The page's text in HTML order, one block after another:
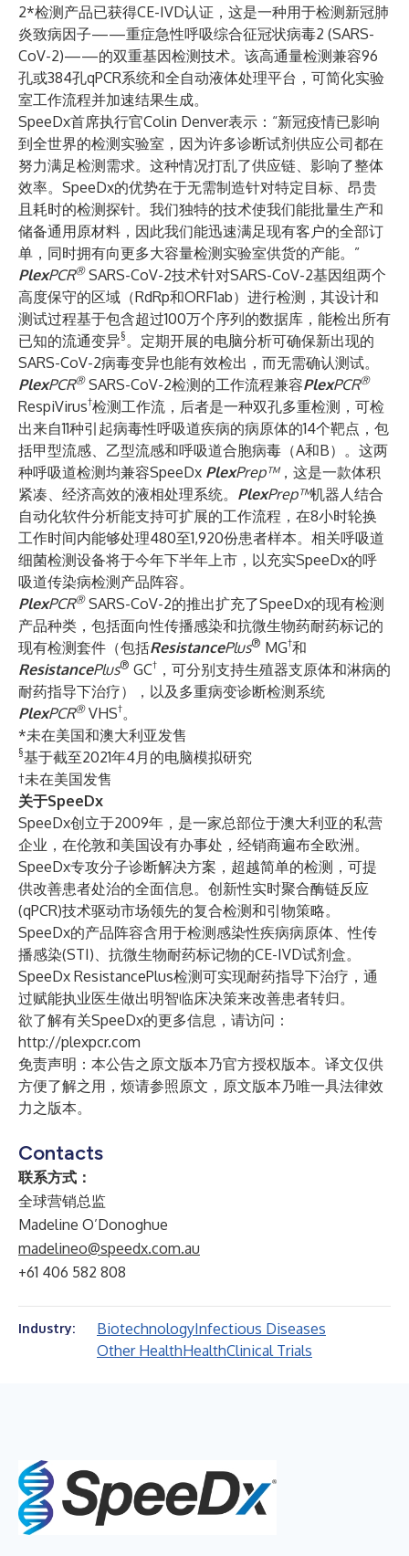
2*检测产品已获得CE-IVD认证，这是一种用于检测新冠肺
炎致病因子——重症急性呼吸综合征冠状病毒2 (SARS-
CoV-2)——的双重基因检测技术。该高通量检测兼容96
孔或384孔qPCR系统和全自动液体处理平台，可简化实验
室工作流程并加速结果生成。
SpeeDx首席执行官Colin Denver表示：“新冠疫情已影响
到全世界的检测实验室，因为许多诊断试剂供应公司都在
努力满足检测需求。这种情况打乱了供应链、影响了整体
效率。SpeeDx的优势在于无需制造针对特定目标、昂贵
且耗时的检测探针。我们独特的技术使我们能批量生产和
储备通用原材料，因此我们能迅速满足现有客户的全部订
单，同时拥有向更多大容量检测实验室供货的产能。”
PlexPCR®SARS-CoV-2技术针对SARS-CoV-2基因组两个
高度保守的区域（RdRp和ORF1ab）进行检测，其设计和
测试过程基于包含超过100万个序列的数据库，能检出所有
已知的流通变异§。定期开展的电脑分析可确保新出现的
SARS-CoV-2病毒变异也能有效检出，而无需确认测试。
PlexPCR®SARS-CoV-2检测的工作流程兼容PlexPCR®
RespiVirus†检测工作流，后者是一种双孔多重检测，可检
出来自11种引起病毒性呼吸道疾病的病原体的14个靶点，包
括甲型流感、乙型流感和呼吸道合胞病毒（A和B）。这两
种呼吸道检测均兼容SpeeDx PlexPrep™，这是一款体积
紧凑、经济高效的液相处理系统。 PlexPrep™机器人结合
自动化软件分析能支持可扩展的工作流程，在8小时轮换
工作时间内能够处理480至1,920份患者样本。相关呼吸道
细菌检测设备将于今年下半年上市，以充实SpeeDx的呼
吸道传染病检测产品阵容。
PlexPCR®SARS-CoV-2的推出扩充了SpeeDx的现有检测
产品种类，包括面向性传播感染和抗微生物药耐药标记的
现有检测套件（包括ResistancePlus® MG†和
ResistancePlus® GC† ，可分别支持生殖器支原体和淋病的
耐药指导下治疗），以及多重病变诊断检测系统
PlexPCR®VHS†。
*未在美国和澳大利亚发售
§基于截至2021年4月的电脑模拟研究
†未在美国发售
关于SpeeDx
SpeeDx创立于2009年，是一家总部位于澳大利亚的私营
企业，在伦敦和美国设有办事处，经销商遍布全欧洲。
SpeeDx专攻分子诊断解决方案，超越简单的检测，可提
供改善患者处治的全面信息。创新性实时聚合酶链反应
(qPCR)技术驱动市场领先的复合检测和引物策略。
SpeeDx的产品阵容含用于检测感染性疾病病原体、性传
播感染(STI)、抗微生物耐药标记物的CE-IVD试剂盒。
SpeeDx ResistancePlus检测可实现耐药指导下治疗，通
过赋能执业医生做出明智临床决策来改善患者转归。
欲了解有关SpeeDx的更多信息，请访问：
http://plexpcr.com
免责声明：本公告之原文版本乃官方授权版本。译文仅供
方便了解之用，烦请参照原文，原文版本乃唯一具法律效
力之版本。
Contacts
联系方式：
全球营销总监
Madeline O’Donoghue
madelineo@speedx.com.au
+61 406 582 808
Industry: BiotechnologyInfectious Diseases
Other HealthHealthClinical Trials